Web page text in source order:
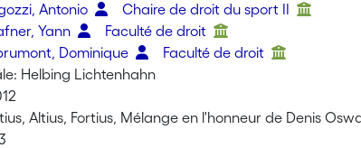
Antonio
Chaire de droit du sport II
Yann
Faculté de droit
Dominique
Faculté de droit
Helbing Lichtenhahn
Altius, Fortius, Mélange en l'honneur de Denis